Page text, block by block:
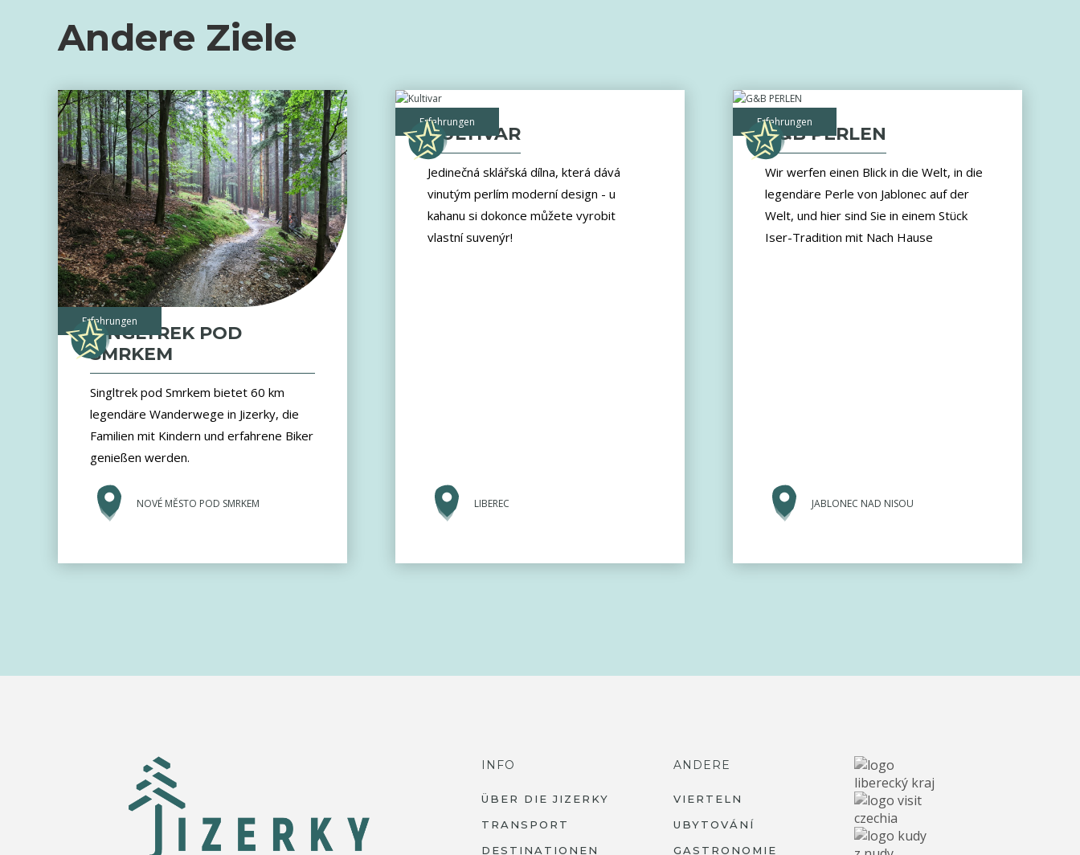
Andere Ziele
Erfahrungen
SINGLTREK POD
SMRKEM
Singltrek pod Smrkem bietet 60 km
legendäre Wanderwege in Jizerky, die
Familien mit Kindern und erfahrene Biker
genießen werden.
NOVÉ MĚSTO POD SMRKEM
Erfahrungen
KULTIVAR
Jedinečná sklářská dílna, která dává
vinutým perlím moderní design - u
kahanu si dokonce můžete vyrobit
vlastní suvenýr!
LIBEREC
Erfahrungen
G&B PERLEN
Wir werfen einen Blick in die Welt, in die
legendäre Perle von Jablonec auf der
Welt, und hier sind Sie in einem Stück
Iser-Tradition mit Nach Hause
JABLONEC NAD NISOU
INFO
ÜBER DIE JIZERKY
TRANSPORT
DESTINATIONEN
ANDERE
VIERTELN
UBYTOVÁNÍ
GASTRONOMIE